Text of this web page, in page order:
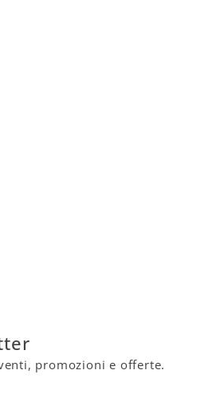
promozioni e offerte.